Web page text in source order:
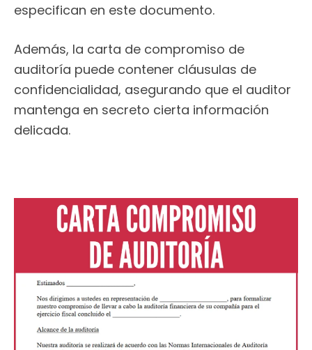
especifican en este documento.
Además, la carta de compromiso de
auditoría puede contener cláusulas de
confidencialidad, asegurando que el auditor
mantenga en secreto cierta información
delicada.